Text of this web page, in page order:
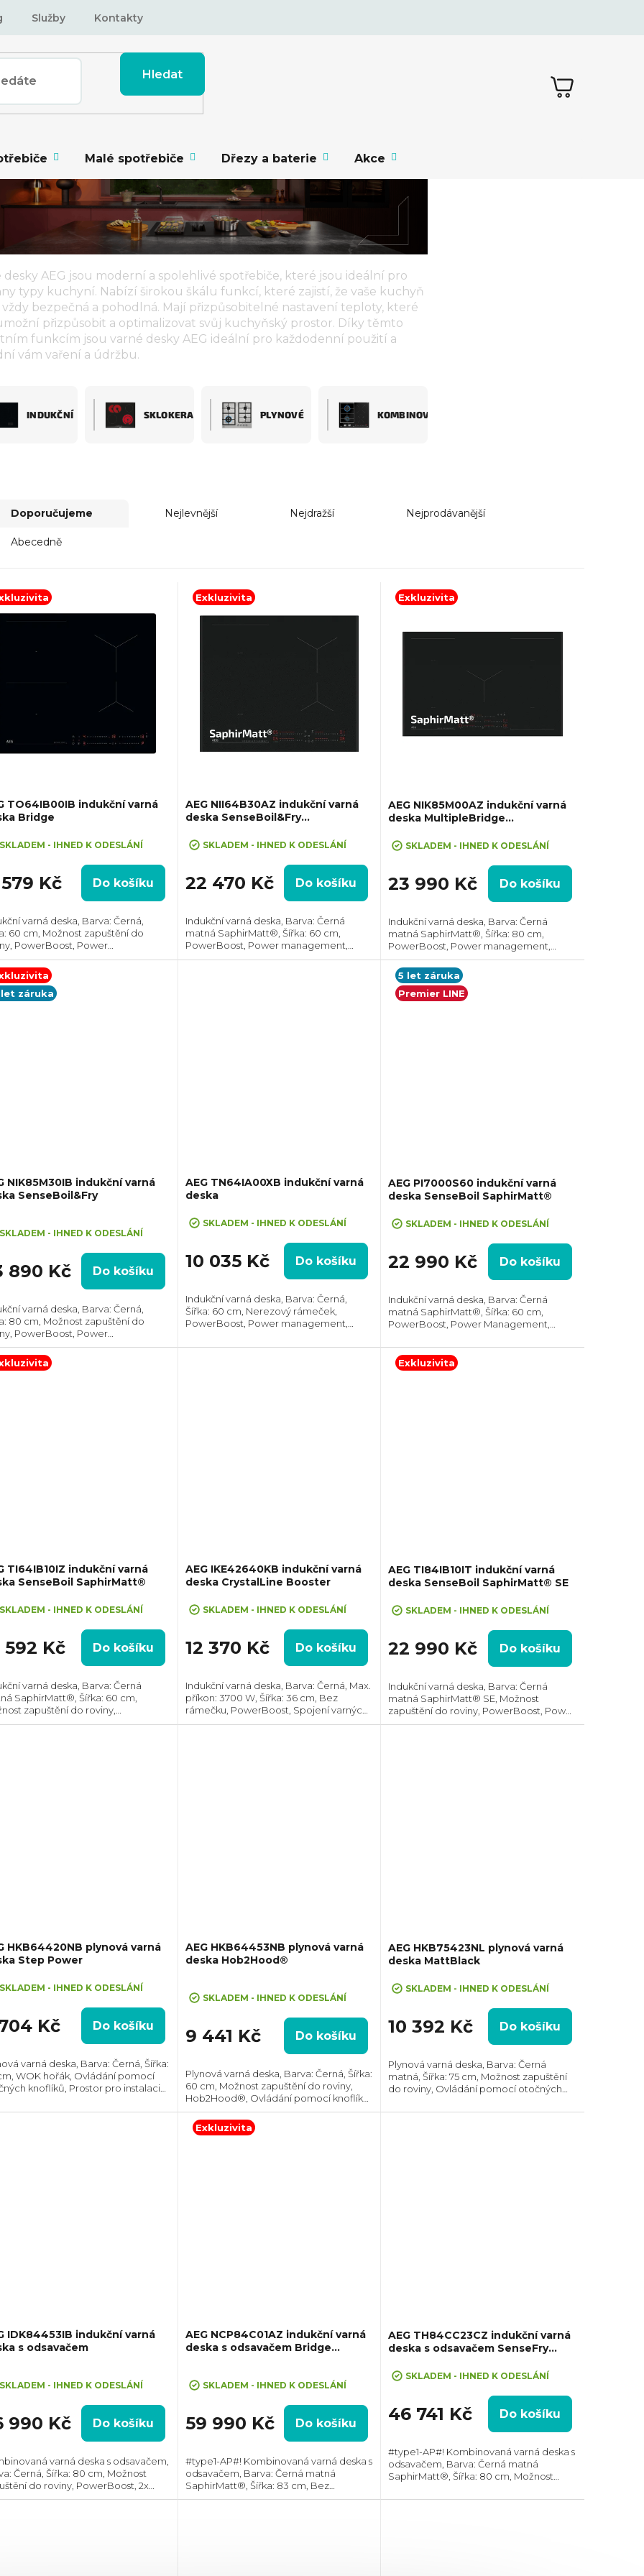
Služby Kontakty
Hledat
NÁKUPNÍ
KOŠÍK
Malé spotřebiče Dřezy a baterie Akce
desky AEG jsou moderní a spolehlivé spotřebiče, které jsou ideální pro
typy kuchyní. Nabízí širokou škálu funkcí, které zajistí, že vaše kuchyň
bezpečná a pohodlná. Mají přizpůsobitelné nastavení teploty, které
přizpůsobit a optimalizovat svůj kuchyňský prostor. Díky těmto
funkcím jsou varné desky AEG ideální pro každodenní použití a
vám vaření a údržbu.
INDUKČNÍ SKLOKERAMICKÉ PLYNOVÉ KOMBINOVANÉ
Doporučujeme Nejlevnější Nejdražší Nejprodávanější
Abecedně
TO64IB00IB indukční varná
Bridge
SKLADEM - IHNED K ODESLÁNÍ
579 Kč Do košíku
varná deska, Barva: Černá,
60 cm, Možnost zapuštění do
PowerBoost, Power
Hob2Hood®, Spojení
zón, Ovládání pomocí
slideru každé zóny zvlášť,...
Exkluzivita
AEG NII64B30AZ indukční varná
deska SenseBoil&Fry
SKLADEM - IHNED K ODESLÁNÍ
22 470 Kč Do košíku
Indukční varná deska, Barva: Černá
matná SaphirMatt®, Šířka: 60 cm,
PowerBoost, Power management,
Hob2Hood®, Spojení varných zón,
Exkluzivita
AEG NIK85M00AZ indukční varná
deska MultipleBridge
SKLADEM - IHNED K ODESLÁNÍ
23 990 Kč Do košíku
Indukční varná deska, Barva: Černá
matná SaphirMatt®, Šířka: 80 cm,
PowerBoost, Power management,
Hob2Hood®, 2x spojení varných zón,
Ovládání pomocí posuvného slideru
každé zóny zvlášť, Prostor pro...
let záruka
NIK85M30IB indukční varná
SenseBoil&Fry
SKLADEM - IHNED K ODESLÁNÍ
890 Kč Do košíku
varná deska, Barva: Černá,
80 cm, Možnost zapuštění do
PowerBoost, Power
Hob2Hood®, 2x spojení
zón, Senzory varu a smažení
Boil&Fry,...
AEG TN64IA00XB indukční varná
deska
SKLADEM - IHNED K ODESLÁNÍ
10 035 Kč Do košíku
Indukční varná deska, Barva: Černá,
Šířka: 60 cm, Nerezový rámeček,
PowerBoost, Power management,
zóny zvlášť, Prostor pro instalaci (VxŠxH):
5 let záruka
Premier LINE
AEG PI7000S60 indukční varná
deska SenseBoil SaphirMatt®
SKLADEM - IHNED K ODESLÁNÍ
22 990 Kč Do košíku
Indukční varná deska, Barva: Černá
matná SaphirMatt®, Šířka: 60 cm,
PowerBoost, Power Management,
zón, Senzor bodu varu SenseBoil,
Možnost zapuštění do roviny,...
TI64IB10IZ indukční varná
SenseBoil SaphirMatt®
SKLADEM - IHNED K ODESLÁNÍ
592 Kč Do košíku
varná deska, Barva: Černá
SaphirMatt®, Šířka: 60 cm,
zapuštění do roviny,
Power management,
AEG IKE42640KB indukční varná
deska CrystalLine Booster
SKLADEM - IHNED K ODESLÁNÍ
12 370 Kč Do košíku
Indukční varná deska, Barva: Černá, Max.
příkon: 3700 W, Šířka: 36 cm, Bez
rámečku, PowerBoost, Spojení varných
zón, Ovládání pomocí posuvného
Exkluzivita
AEG TI84IB10IT indukční varná
deska SenseBoil SaphirMatt® SE
SKLADEM - IHNED K ODESLÁNÍ
22 990 Kč Do košíku
Indukční varná deska, Barva: Černá
matná SaphirMatt® SE, Možnost
zapuštění do roviny, PowerBoost, Power
management, Hob2Hood®, Ovládání
HKB64420NB plynová varná
Step Power
SKLADEM - IHNED K ODESLÁNÍ
Kč Do košíku
varná deska, Barva: Černá, Šířka:
WOK hořák, Ovládání pomocí
knoflíků, Prostor pro instalaci
AEG HKB64453NB plynová varná
deska Hob2Hood®
hodnocení
je
5,0
5
hvězdiček.
SKLADEM - IHNED K ODESLÁNÍ
9 441 Kč Do košíku
Plynová varná deska, Barva: Černá, Šířka:
60 cm, Možnost zapuštění do roviny,
Hob2Hood®, Ovládání pomocí knoflíků
s regulací, Prostor pro instalaci (VxŠxH):
40x560x480 mm
AEG HKB75423NL plynová varná
deska MattBlack
SKLADEM - IHNED K ODESLÁNÍ
10 392 Kč Do košíku
Plynová varná deska, Barva: Černá
matná, Šířka: 75 cm, Možnost zapuštění
do roviny, Ovládání pomocí otočných
(VxŠxH): 40x560x480 mm
IDK84453IB indukční varná
s odsavačem
SKLADEM - IHNED K ODESLÁNÍ
990 Kč Do košíku
varná deska s odsavačem,
Černá, Šířka: 80 cm, Možnost
do roviny, PowerBoost, 2x
varných zón, Ovládání pomocí
Exkluzivita
AEG NCP84C01AZ indukční varná
deska s odsavačem Bridge
hodnocení
je
5,0
5
hvězdiček.
SKLADEM - IHNED K ODESLÁNÍ
59 990 Kč Do košíku
#type1-AP#! Kombinovaná varná deska s
odsavačem, Barva: Černá matná
SaphirMatt®, Šířka: 83 cm, Bez
rámečku, PowerBoost, Power
AEG TH84CC23CZ indukční varná
deska s odsavačem SenseFry
SKLADEM - IHNED K ODESLÁNÍ
46 741 Kč Do košíku
#type1-AP#! Kombinovaná varná deska s
odsavačem, Barva: Černá matná
SaphirMatt®, Šířka: 80 cm, Možnost
management, Hob2Hood®, 2x spojení